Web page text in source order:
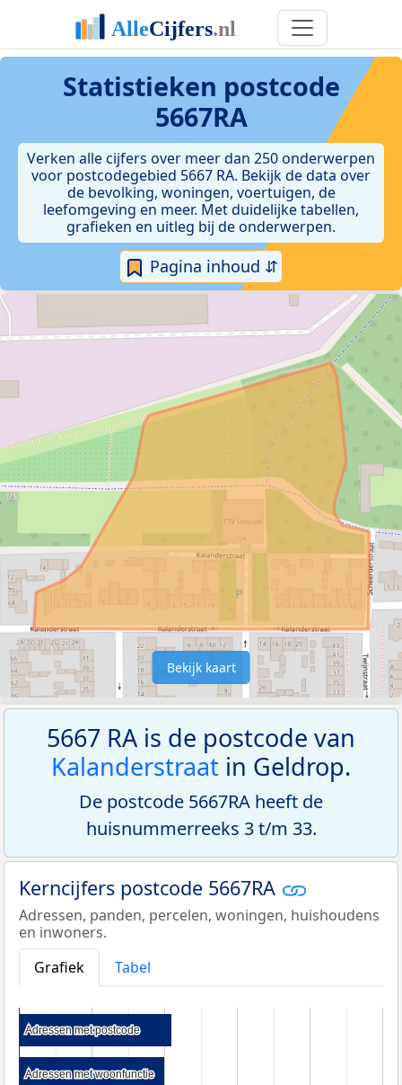
Statistieken postcode
5667RA
Verken alle cijfers over meer dan 250 onderwerpen
voor postcodegebied 5667 RA. Bekijk de data over
de bevolking, woningen, voertuigen, de
leefomgeving en meer. Met duidelijke tabellen,
grafieken en uitleg bij de onderwerpen.
Pagina inhoud ⇵
Bekijk kaart
5667 RA is de postcode van
Kalanderstraat in Geldrop.
De postcode 5667RA heeft de
huisnummerreeks 3 t/m 33.
Kerncijfers postcode 5667RA
Adressen, panden, percelen, woningen, huishoudens
en inwoners.
Grafiek
Tabel
Adressen met postcode
Adressen met postcode
Adressen met woonfunctie
Adressen met woonfunctie